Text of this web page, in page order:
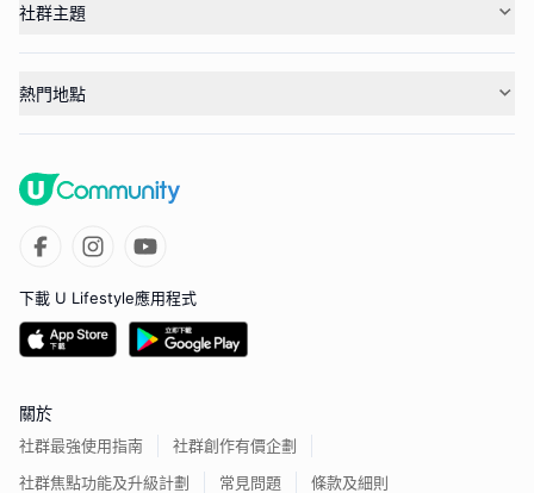
社群主題
熱門地點
下載 U Lifestyle應用程式
關於
社群最強使用指南
社群創作有價企劃
社群焦點功能及升級計劃
常見問題 條款及細則